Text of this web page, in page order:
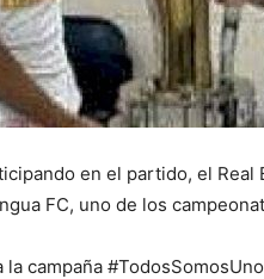
en el partido, el Real
FC, uno de los
campaña